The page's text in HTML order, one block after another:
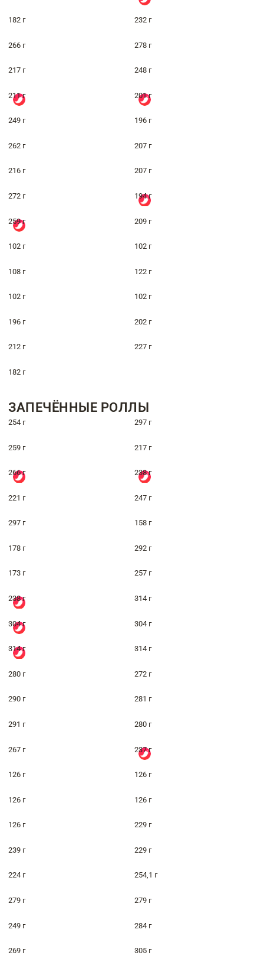
182 г 232 г
266 г 278 г
217 г 248 г
211 г 201 г
249 г 196 г
262 г 207 г
216 г 207 г
272 г 194 г
259 г 209 г
102 г 102 г
108 г 122 г
102 г 102 г
196 г 202 г
212 г 227 г
182 г
ЗАПЕЧЁННЫЕ РОЛЛЫ
254 г 297 г
259 г 217 г
266 г 238 г
221 г 247 г
297 г 158 г
178 г 292 г
173 г 257 г
238 г 314 г
304 г 304 г
314 г 314 г
280 г 272 г
290 г 281 г
291 г 280 г
267 г 237 г
126 г 126 г
126 г 126 г
126 г 229 г
239 г 229 г
224 г 254,1 г
279 г 279 г
249 г 284 г
269 г 305 г